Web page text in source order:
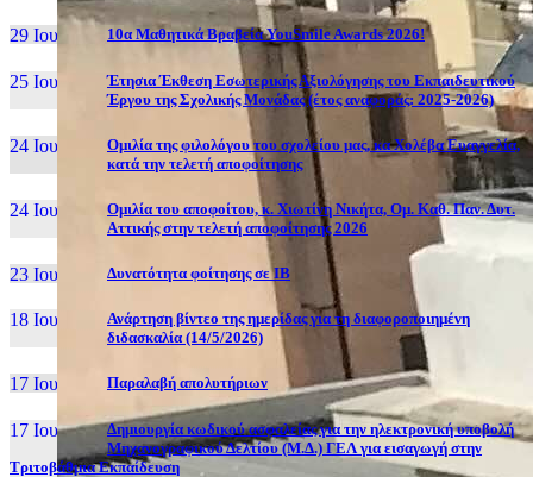
29 Ιουν, 26 10α Μαθητικά Βραβεία YouSmile Awards 2026!
25 Ιουν, 26
Έτησια Έκθεση Εσωτερικής Αξιολόγησης του Εκπαιδευτικού
Έργου της Σχολικής Μονάδας (έτος αναφοράς: 2025-2026)
24 Ιουν, 26
Ομιλία της φιλολόγου του σχολείου μας, κα Χολέβα Ευαγγελία,
κατά την τελετή αποφοίτησης
24 Ιουν, 26
Ομιλία του αποφοίτου, κ. Χιωτίνη Νικήτα, Ομ. Καθ. Παν. Δυτ.
Αττικής στην τελετή αποφοίτησης 2026
23 Ιουν, 26 Δυνατότητα φοίτησης σε ΙΒ
18 Ιουν, 26
Ανάρτηση βίντεο της ημερίδας για τη διαφοροποιημένη
διδασκαλία (14/5/2026)
17 Ιουν, 26 Παραλαβή απολυτήριων
17 Ιουν, 26
Δημιουργία κωδικού ασφαλείας για την ηλεκτρονική υποβολή
Μηχανογραφικού Δελτίου (Μ.Δ.) ΓΕΛ για εισαγωγή στην
Τριτοβάθμια Εκπαίδευση